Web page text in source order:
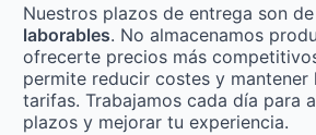
Nuestros plazos de entrega son de
laborables. No almacenamos
ofrecerte precios más
permite reducir costes y mantener
tarifas. Trabajamos cada día para
plazos y mejorar tu experiencia.